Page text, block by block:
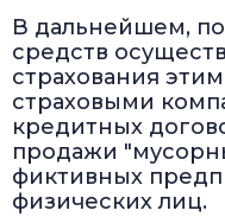
В дальнейшем,
средств
страхования
страховыми
кредитных
продажи
фиктивных
физических лиц.